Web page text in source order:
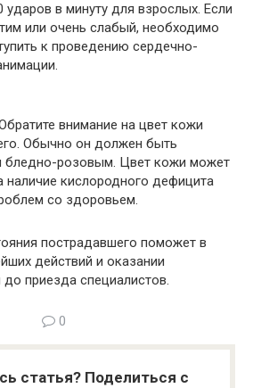
ударов в минуту для взрослых. Если
или очень слабый, необходимо
к проведению сердечно-
внимание на цвет кожи
Обычно он должен быть
бледно-розовым. Цвет кожи может
наличие кислородного дефицита
со здоровьем.
пострадавшего поможет в
действий и оказании
приезда специалистов.
0
статья? Поделиться с